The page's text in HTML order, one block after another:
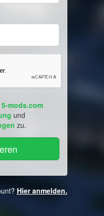
5-mods.com
und
zu.
Hier anmelden.